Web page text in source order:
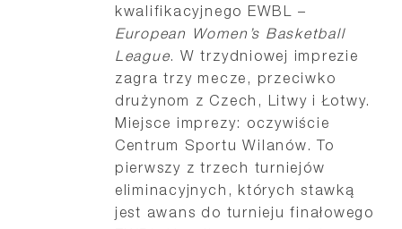
kwalifikacyjnego EWBL –
European Women’s Basketball
League. W trzydniowej imprezie
zagra trzy mecze, przeciwko
drużynom z Czech, Litwy i Łotwy.
Miejsce imprezy: oczywiście
Centrum Sportu Wilanów. To
pierwszy z trzech turniejów
eliminacyjnych, których stawką
jest awans do turnieju finałowego